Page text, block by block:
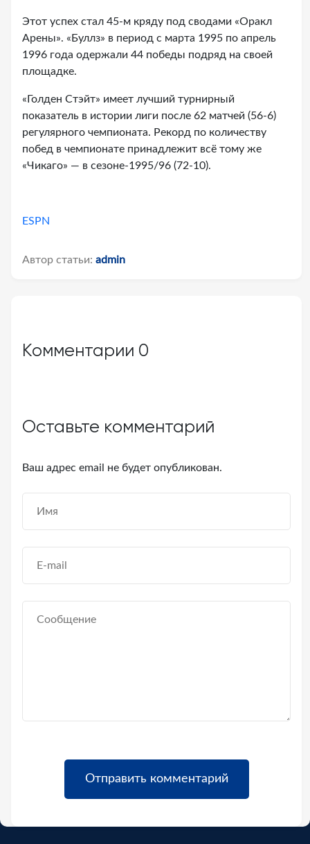
Этот успех стал 45-м кряду под сводами «Оракл
Арены». «Буллз» в период с марта 1995 по апрель
1996 года одержали 44 победы подряд на своей
площадке.
«Голден Стэйт» имеет лучший турнирный
показатель в истории лиги после 62 матчей (56-6)
регулярного чемпионата. Рекорд по количеству
побед в чемпионате принадлежит всё тому же
«Чикаго» — в сезоне-1995/96 (72-10).
ESPN
Автор статьи: admin
Комментарии 0
Оставьте комментарий
Ваш адрес email не будет опубликован.